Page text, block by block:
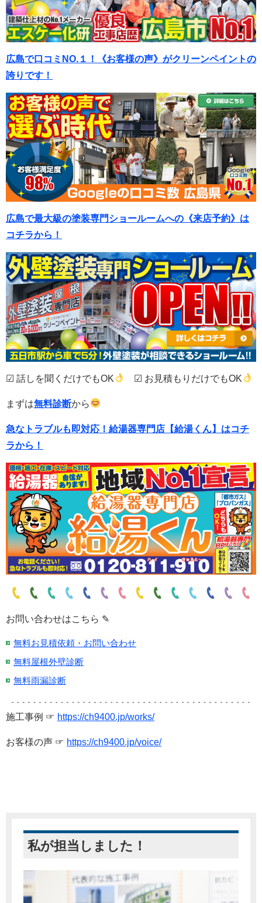
広島で口コミNO.１！《お客様の声》がクリーンペイントの
誇りです！
広島で最大級の塗装専門ショールームへの《来店予約》は
コチラから！
☑ 話しを聞くだけでもOK ☑ お見積もりだけでもOK
まずは無料診断から
急なトラブルも即対応！ 給湯器専門店【給湯くん】はコチ
ラから！
お問い合わせはこちら ✎
無料お見積依頼・お問い合わせ
無料屋根外壁診断
無料雨漏診断
施工事例 ☞ https://ch9400.jp/works/
お客様の声 ☞ https://ch9400.jp/voice/
私が担当しました！